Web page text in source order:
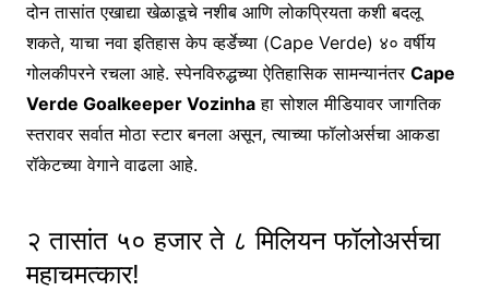
दोन तासांत एखाद्या खेळाडूचे नशीब आणि लोकप्रियता कशी बदलू
शकते, याचा नवा इतिहास केप व्हर्डेच्या (Cape Verde) ४० वर्षीय
गोलकीपरने रचला आहे. स्पेनविरुद्धच्या ऐतिहासिक सामन्यानंतर Cape
Verde Goalkeeper Vozinhaहा सोशल मीडियावर जागतिक
स्तरावर सर्वात मोठा स्टार बनला असून, त्याच्या फॉलोअर्सचा आकडा
रॉकेटच्या वेगाने वाढला आहे.
२ तासांत ५० हजार ते ८ मिलियन फॉलोअर्सचा
महाचमत्कार!